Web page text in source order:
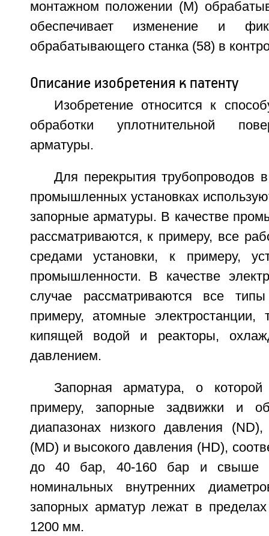
монтажном положении (М)
обеспечивает изменение и
обрабатывающего станка (58) в
Описание изобретения к патенту
Изобретение относится к
обработки уплотнительной
арматуры.
Для перекрытия трубопроводов в
промышленных установках
запорные арматуры. В качестве
рассматриваются, к примеру, все
средами установки, к примеру,
промышленности. В качестве
случае рассматриваются все
примеру, атомные электростанции,
кипящей водой и реакторы,
давлением.
Запорная арматура, о
примеру, запорные задвижки и
диапазонах низкого давления
(MD) и высокого давления (HD),
до 40 бар, 40-160 бар и свыше
номинальных внутренних
запорных арматур лежат в
1200 мм.